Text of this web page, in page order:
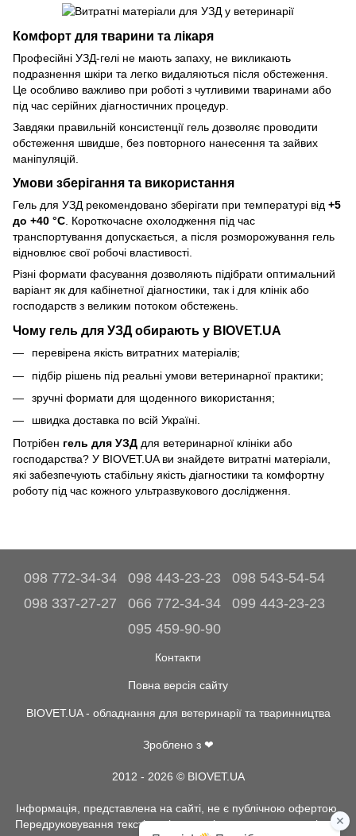
Комфорт для тварини та лікаря
Професійні УЗД-гелі не мають запаху, не викликають
подразнення шкіри та легко видаляються після обстеження.
Це особливо важливо при роботі з чутливими тваринами або
під час серійних діагностичних процедур.
Завдяки правильній консистенції гель дозволяє проводити
обстеження швидше, без повторного нанесення та зайвих
маніпуляцій.
Умови зберігання та використання
Гель для УЗД рекомендовано зберігати при температурі від +5
до +40 °C. Короткочасне охолодження під час
транспортування допускається, а після розморожування гель
відновлює свої робочі властивості.
Різні формати фасування дозволяють підібрати оптимальний
варіант як для кабінетної діагностики, так і для клінік або
господарств з великим потоком обстежень.
Чому гель для УЗД обирають у BIOVET.UA
перевірена якість витратних матеріалів;
підбір рішень під реальні умови ветеринарної практики;
зручні формати для щоденного використання;
швидка доставка по всій Україні.
Потрібен гель для УЗД для ветеринарної клініки або
господарства? У BIOVET.UA ви знайдете витратні матеріали,
які забезпечують стабільну якість діагностики та комфортну
роботу під час кожного ультразвукового дослідження.
098 772-34-34 098 443-23-23
098 543-54-54
098 337-27-27
066 772-34-34
099 443-23-23
095 459-90-90
Контакти
Повна версія сайту
BIOVET.UA - обладнання для ветеринарії та тваринництва
Зроблено з ❤
2012 - 2026 © BIOVET.UA
Інформація, представлена на сайті, не є публічною офертою.
Передруковування текстів та інше копіювання, можливо тільки